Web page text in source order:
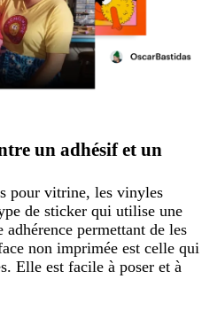
un adhésif et un
pour vitrine, les vinyles
de sticker qui utilise une
permettant de les
non imprimée est celle qui
Elle est facile à poser et à